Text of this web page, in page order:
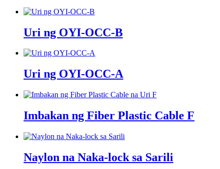
Uri ng OYI-OCC-B
Uri ng OYI-OCC-A
Imbakan ng Fiber Plastic Cable F
Naylon na Naka-lock sa Sarili